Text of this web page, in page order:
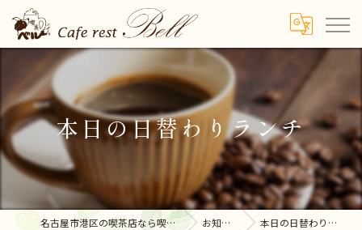
本日の日替わりランチ
名古屋市港区の喫茶店なら喫茶ベル お知らせ 本日の日替わりランチ